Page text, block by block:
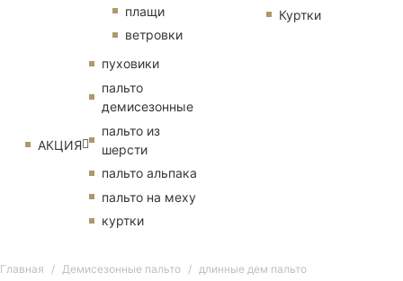
плащи
ветровки
АКЦИЯ
пуховики
пальто
демисезонные
пальто из
шерсти
пальто альпака
пальто на меху
куртки
Куртки
Главная Демисезонные пальто длинные дем пальто